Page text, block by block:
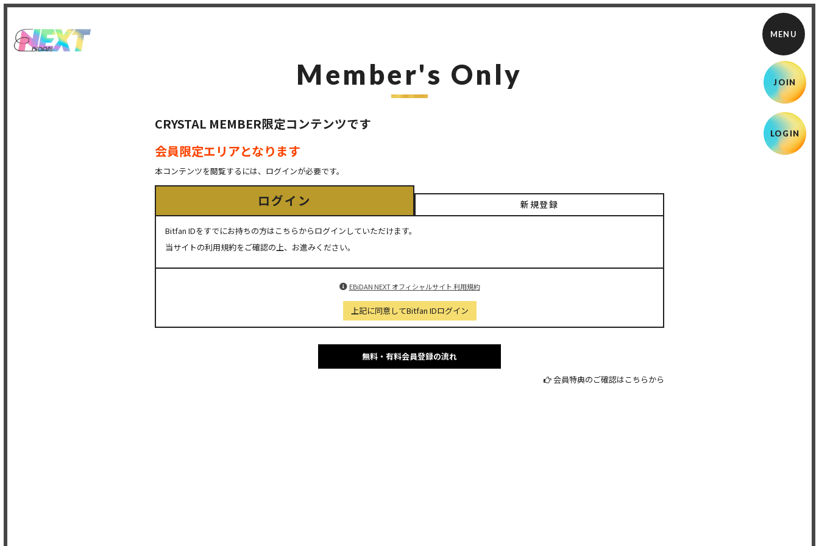
JOIN
LOGIN
Member's Only
CRYSTAL MEMBER限定コンテンツです
会員限定エリアとなります
本コンテンツを閲覧するには、ログインが必要です。
ログイン 新規登録
Bitfan IDをすでにお持ちの方はこちらからログインしていただけます。
当サイトの利用規約をご確認の上、お進みください。
EBiDAN NEXT オフィシャルサイト 利用規約
上記に同意してBitfan IDログイン
無料・有料会員登録の流れ
会員特典のご確認はこちらから